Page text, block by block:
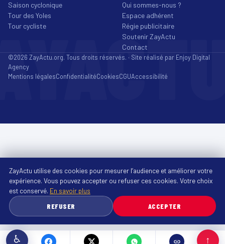
Saison cyclonique
Tour des Yoles
Tour cycliste
Qui sommes-nous ?
Espace adhérent
Régie publicitaire
Soutenir ZayActu
Contact
©2026 ZayActu.org. Tous droits réservés. · Site réalisé par Enjoy Digital
Agency
Mentions légalesConfidentialitéCookiesCGUAccessibilité
♿ ↑
ZayActu utilise des cookies pour mesurer l’audience et améliorer votre
expérience. Vous pouvez accepter ou refuser ces cookies. Votre choix
est conservé. En savoir plus
REFUSER
ACCEPTER